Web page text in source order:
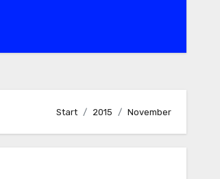
Start 2015 November